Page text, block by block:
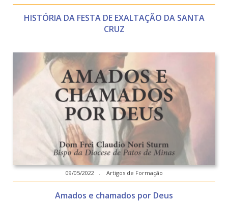
HISTÓRIA DA FESTA DE EXALTAÇÃO DA SANTA
CRUZ
09/05/2022 . Artigos de Formação
Amados e chamados por Deus